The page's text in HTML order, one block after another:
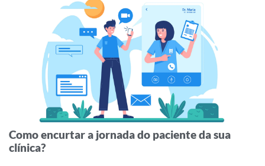
Como encurtar a jornada do paciente da sua
clínica?